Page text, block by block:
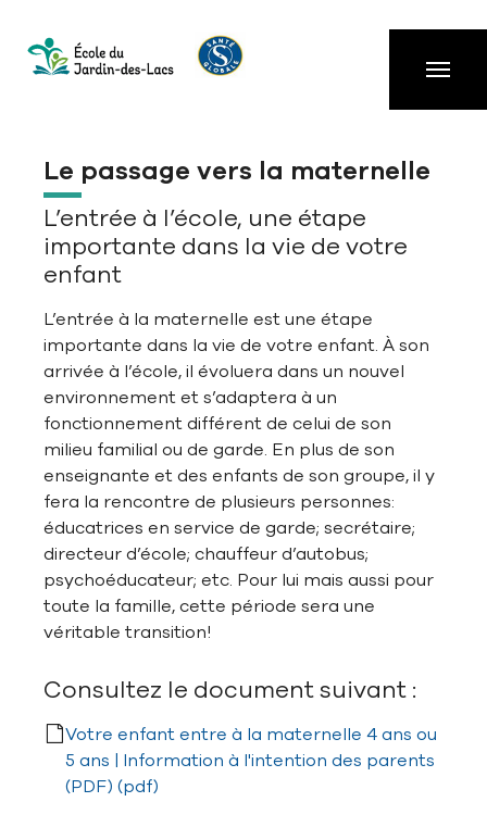
Le passage vers la maternelle
L’entrée à l’école, une étape
importante dans la vie de votre
enfant
L’entrée à la maternelle est une étape
importante dans la vie de votre enfant. À son
arrivée à l’école, il évoluera dans un nouvel
environnement et s’adaptera à un
fonctionnement différent de celui de son
milieu familial ou de garde. En plus de son
enseignante et des enfants de son groupe, il y
fera la rencontre de plusieurs personnes:
éducatrices en service de garde; secrétaire;
directeur d’école; chauffeur d’autobus;
psychoéducateur; etc. Pour lui mais aussi pour
toute la famille, cette période sera une
véritable transition!
Consultez le document suivant :
Votre enfant entre à la maternelle 4 ans ou
5 ans | Information à l'intention des parents
(PDF) (pdf)